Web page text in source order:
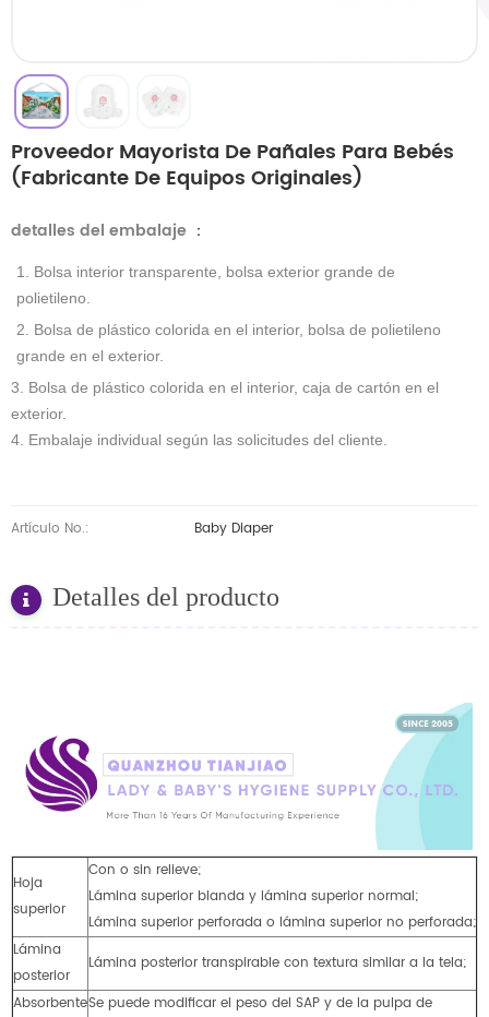
Proveedor Mayorista De Pañales Para Bebés
(fabricante De Equipos Originales)
detalles del embalaje ：
1. Bolsa interior transparente, bolsa exterior grande de
polietileno.
2. Bolsa de plástico colorida en el interior, bolsa de polietileno
grande en el exterior.
3. Bolsa de plástico colorida en el interior, caja de cartón en el
exterior.
4. Embalaje individual según las solicitudes del cliente.
Artículo No.: Baby Diaper
Detalles del producto
Hoja
superior
Con o sin relieve;
Lámina superior blanda y lámina superior normal;
Lámina superior perforada o lámina superior no perforada;
Lámina
posterior
Lámina posterior transpirable con textura similar a la tela;
AbsorbenteSe puede modificar el peso del SAP y de la pulpa de